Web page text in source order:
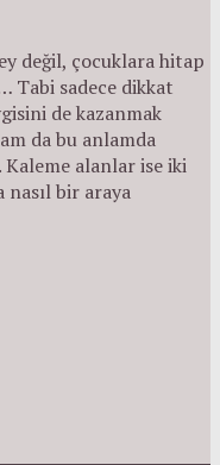
değil, çocuklara hitap
Tabi sadece dikkat
de kazanmak
da bu anlamda
Kaleme alanlar ise iki
nasıl bir araya